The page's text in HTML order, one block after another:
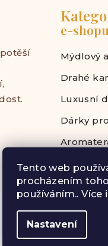
Tento web
procházením
používáním.. Více
Nastavení
e-shopu
Mýdlový
Drahé
Luxusní
Dárky